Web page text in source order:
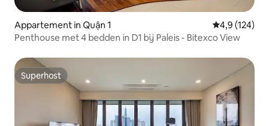
Appartement in Quận 1 Gemiddelde
4,9 (124)
Penthouse met 4 bedden in D1 bij Paleis - Bitexco View
Superhost
Superhost